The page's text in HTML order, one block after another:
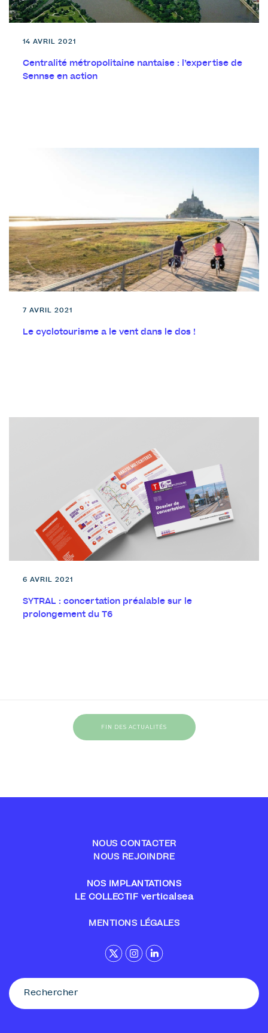
14 AVRIL 2021
Centralité métropolitaine nantaise : l’expertise de
Sennse en action
7 AVRIL 2021
Le cyclotourisme a le vent dans le dos !
6 AVRIL 2021
SYTRAL : concertation préalable sur le
prolongement du T6
FIN DES ACTUALITÉS
NOUS CONTACTER
NOUS REJOINDRE
NOS IMPLANTATIONS
LE COLLECTIF verticalsea
MENTIONS LÉGALES